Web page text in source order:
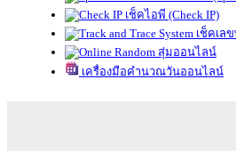
เช็คไอพี (Check IP)
เช็คเล
สุ่มออนไลน์
เครื่องมือคำนวณวันออนไลน์